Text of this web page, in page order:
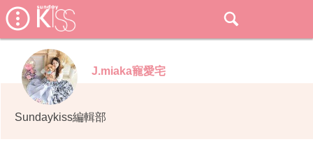
J.miaka寵愛宅
Sundaykiss編輯部